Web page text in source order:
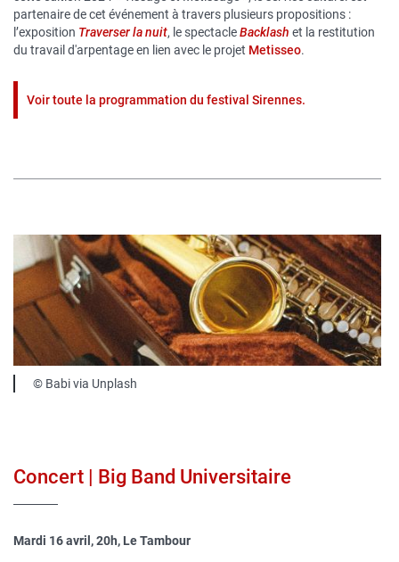
partenaire de cet événement à travers plusieurs propositions :
l’exposition Traverser la nuit, le spectacleBacklash et la restitution
du travail d'arpentage en lien avec le projet Metisseo.
Voir toute la programmation du festival Sirennes.
Image
publique
Légende
© Babi via Unplash
Concert | Big Band Universitaire
Mardi 16 avril, 20h, Le Tambour